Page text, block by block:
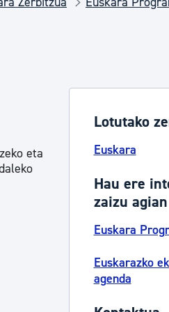
eta
Lotutako
Euskara
Hau ere
zaizu agian
Euskara
Euskarazko
agenda